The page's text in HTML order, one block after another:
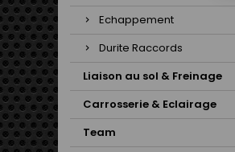
Echappement
Durite Raccords
Liaison au sol & Freinage
Carrosserie & Eclairage
Team